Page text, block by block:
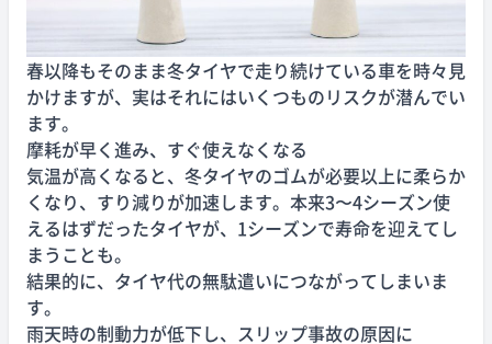
春以降もそのまま冬タイヤで走り続けている車を時々見
かけますが、実はそれにはいくつものリスクが潜んでい
ます。
摩耗が早く進み、すぐ使えなくなる
気温が高くなると、冬タイヤのゴムが必要以上に柔らか
くなり、すり減りが加速します。本来3〜4シーズン使
えるはずだったタイヤが、1シーズンで寿命を迎えてし
まうことも。
結果的に、タイヤ代の無駄遣いにつながってしまいま
す。
雨天時の制動力が低下し、スリップ事故の原因に